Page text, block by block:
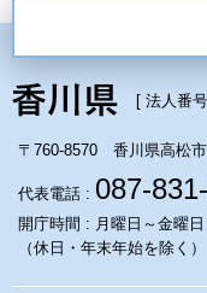
[ 法人番
〒760-8570 香川県高松
代表電話 : 087-
開庁時間 : 月曜日～金曜
（休日・年末年始を除く）